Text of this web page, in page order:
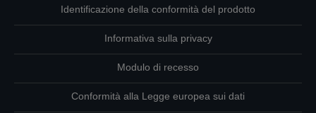
Identificazione della conformità del prodotto
Informativa sulla privacy
Modulo di recesso
Conformità alla Legge europea sui dati